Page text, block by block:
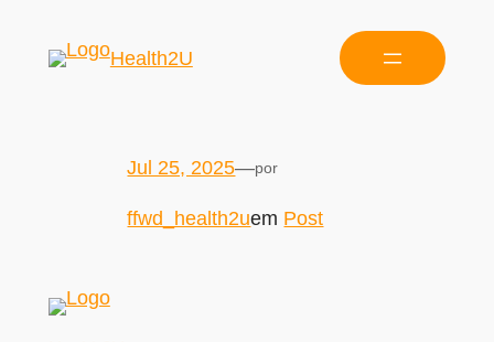
Health2U
Jul 25, 2025—por
ffwd_health2uem Post